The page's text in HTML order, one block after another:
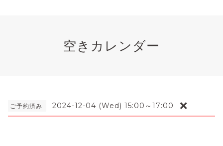
空きカレンダー
ご予約済み 2024-12-04 (Wed) 15:00～17:00 ❌